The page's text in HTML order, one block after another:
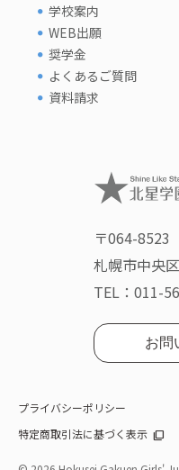
学校案内
WEB出願
奨学金
よくあるご質問
資料請求
〒064-8523
札幌市中央
TEL： 011-
お問
プライバシーポリシー
特定商取引法に基づく表示